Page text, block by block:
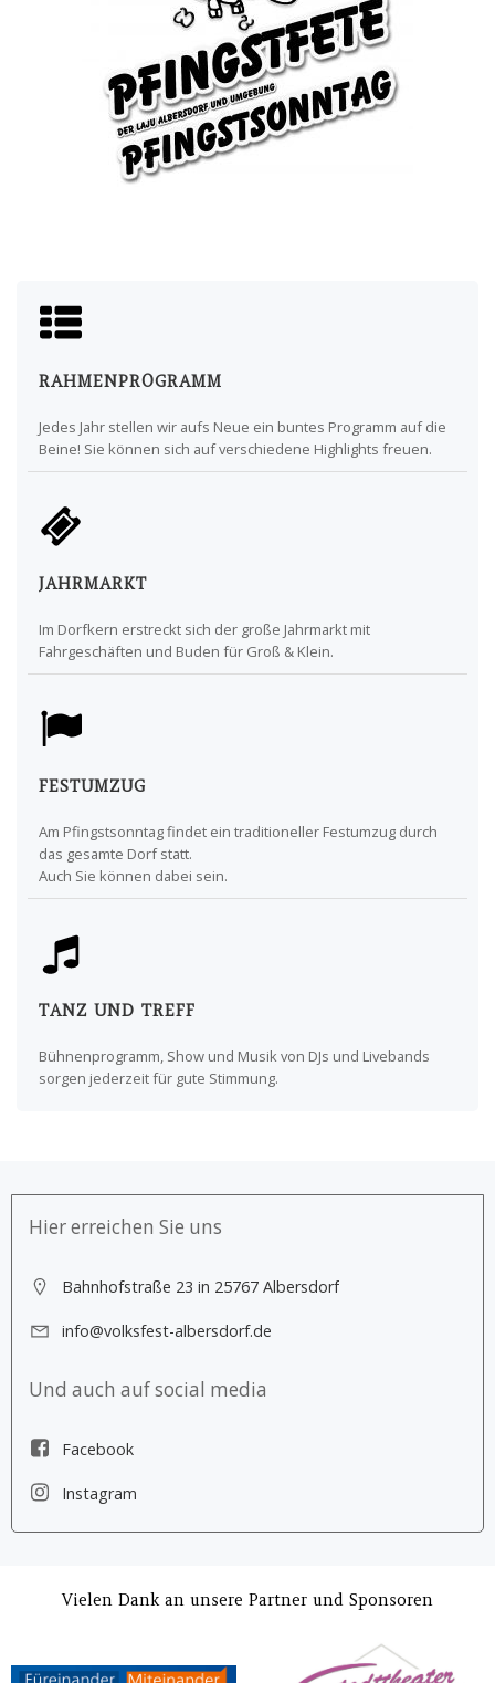
RAHMENPROGRAMM
Jedes Jahr stellen wir aufs Neue ein buntes Programm auf die
Beine! Sie können sich auf verschiedene Highlights freuen.
JAHRMARKT
Im Dorfkern erstreckt sich der große Jahrmarkt mit
Fahrgeschäften und Buden für Groß & Klein.
FESTUMZUG
Am Pfingstsonntag findet ein traditioneller Festumzug durch
das gesamte Dorf statt.
Auch Sie können dabei sein.
TANZ UND TREFF
Bühnenprogramm, Show und Musik von DJs und Livebands
sorgen jederzeit für gute Stimmung.
Hier erreichen Sie uns
Bahnhofstraße 23 in 25767 Albersdorf
info@volksfest-albersdorf.de
Und auch auf social media
Facebook
Instagram
Vielen Dank an unsere Partner und Sponsoren